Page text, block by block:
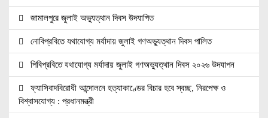
জামালপুরে জুলাই অভ্যুত্থান দিবস উদযাপিত
নোবিপ্রবিতে যথাযোগ্য মর্যাদায় জুলাই গণঅভ্যুত্থান দিবস পালিত
পিবিপ্রবিতে যথাযোগ্য মর্যাদায় জুলাই গণঅভ্যুত্থান দিবস ২০২৬ উদযাপন
ফ্যাসিবাদবিরোধী আন্দোলনে হত্যাকাণ্ডের বিচার হবে স্বচ্ছ, নিরপেক্ষ ও
বিশ্বাসযোগ্য : প্রধানমন্ত্রী